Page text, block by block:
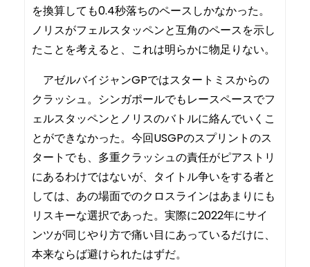
を換算しても0.4秒落ちのペースしかなかった。
ノリスがフェルスタッペンと互角のペースを示し
たことを考えると、これは明らかに物足りない。
アゼルバイジャンGPではスタートミスからの
クラッシュ。シンガポールでもレースペースでフ
ェルスタッペンとノリスのバトルに絡んでいくこ
とができなかった。今回USGPのスプリントのス
タートでも、多重クラッシュの責任がピアストリ
にあるわけではないが、タイトル争いをする者と
しては、あの場面でのクロスラインはあまりにも
リスキーな選択であった。実際に2022年にサイ
ンツが同じやり方で痛い目にあっているだけに、
本来ならば避けられたはずだ。